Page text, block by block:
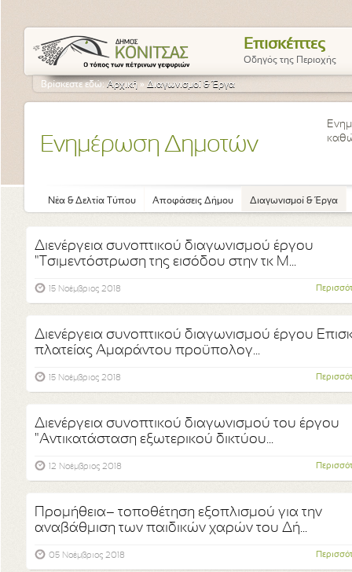
Επισκέπτες
Οδηγός της Περιοχής
Βρίσκεστε εδώ:Αρχική » Διαγωνισμοί & Έργα
Ενημέρωση Δημοτών
Νέα & Δελτία Τύπου Αποφάσεις Δήμου Διαγωνισμοί & Έργα
Διενέργεια συνοπτικού διαγωνισμού έργου
"Τσιμεντόστρωση της εισόδου στην τκ Μ...
15 Νοέμβριος 2018
Διενέργεια συνοπτικού διαγωνισμού έργου
πλατείας Αμαράντου προϋπολογ...
15 Νοέμβριος 2018
Διενέργεια συνοπτικού διαγωνισμού του έργου
"Αντικατάσταση εξωτερικού δικτύου...
12 Νοέμβριος 2018
Προμήθεια– τοποθέτηση εξοπλισμού για την
αναβάθμιση των παιδικών χαρών του Δή...
05 Νοέμβριος 2018